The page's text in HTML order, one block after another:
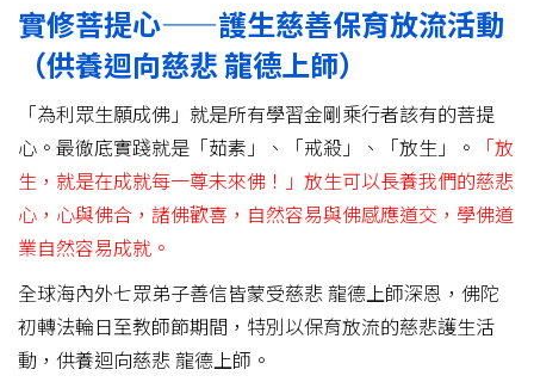
實修菩提心——護生慈善保育放流活動
（供養迴向慈悲 龍德上師）
「為利眾生願成佛」就是所有學習金剛乘行者該有的菩提
心。最徹底實踐就是「茹素」、「戒殺」、「放生」。
「放
生，就是在成就每一尊未來佛！」放生可以長養我們的慈悲
心，心與佛合，諸佛歡喜，自然容易與佛感應道交，學佛道
業自然容易成就。
全球海內外七眾弟子善信皆蒙受慈悲 龍德上師深恩，佛陀
初轉法輪日至教師節期間，特別以保育放流的慈悲護生活
動，供養迴向慈悲 龍德上師。